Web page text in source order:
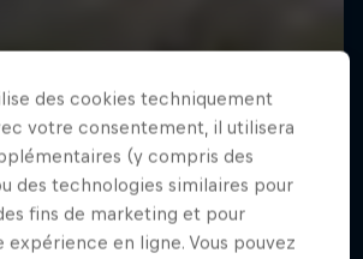
des cookies techniquement
votre consentement, il utilisera
(y compris des
des technologies similaires pour
fins de marketing et pour
en ligne. Vous pouvez